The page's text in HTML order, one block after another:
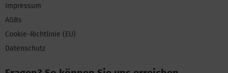
T-Shirt-Größe
Impressum
AGBs
Cookie-Richtlinie (EU)
Datenschutz